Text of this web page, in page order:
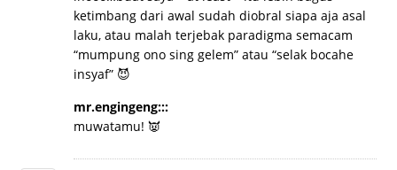
ketimbang dari awal sudah diobral siapa aja asal
laku, atau malah terjebak paradigma semacam
“mumpung ono sing gelem” atau “selak bocahe
insyaf” 😈
mr.engingeng:::
muwatamu! 👿